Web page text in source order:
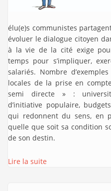
élu(e)s communistes
évoluer le dialogue citoyen
à la vie de la cité exige
temps pour s’impliquer,
salariés. Nombre
locales de la prise en
semi directe » :
d’initiative populaire,
qui redonnent du sens, en
quelle que soit sa condition
de son destin.
Lire la suite